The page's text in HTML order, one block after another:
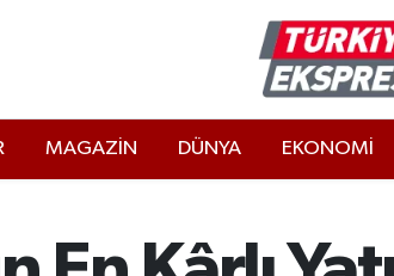
MAGAZİN DÜNYA EKONOMİ